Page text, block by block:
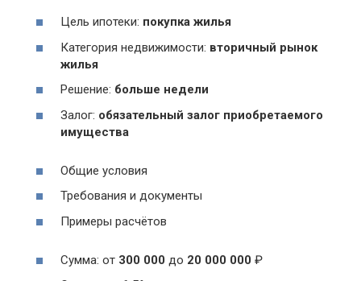
Цель ипотеки: покупка жилья
Категория недвижимости: вторичный рынок
жилья
Решение: больше недели
Залог: обязательный залог приобретаемого
имущества
Общие условия
Требования и документы
Примеры расчётов
Сумма: от 300 000 до 20 000 000 ₽